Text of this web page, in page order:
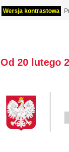
Wersja kontrastowa
Od 20 lutego